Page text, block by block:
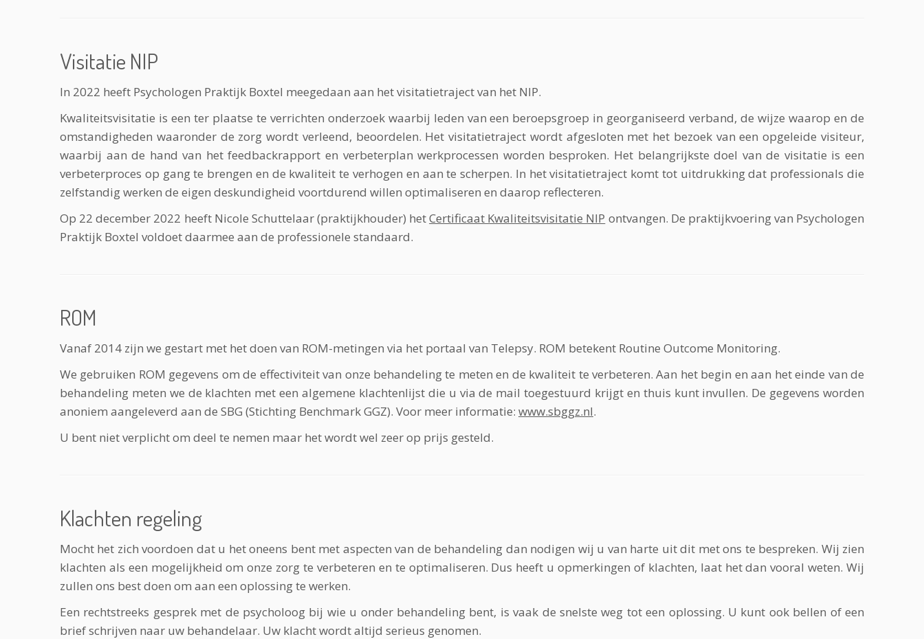
Visitatie NIP
In 2022 heeft Psychologen Praktijk Boxtel meegedaan aan het visitatietraject van het NIP.
Kwaliteitsvisitatie is een ter plaatse te verrichten onderzoek waarbij leden van een beroepsgroep in georganiseerd verband, de wijze waarop en de
omstandigheden waaronder de zorg wordt verleend, beoordelen. Het visitatietraject wordt afgesloten met het bezoek van een opgeleide visiteur,
waarbij aan de hand van het feedbackrapport en verbeterplan werkprocessen worden besproken. Het belangrijkste doel van de visitatie is een
verbeterproces op gang te brengen en de kwaliteit te verhogen en aan te scherpen. In het visitatietraject komt tot uitdrukking dat professionals die
zelfstandig werken de eigen deskundigheid voortdurend willen optimaliseren en daarop reflecteren.
Op 22 december 2022 heeft Nicole Schuttelaar (praktijkhouder) hetCertificaat Kwaliteitsvisitatie NIP ontvangen. De praktijkvoering van Psychologen
Praktijk Boxtel voldoet daarmee aan de professionele standaard.
ROM
Vanaf 2014 zijn we gestart met het doen van ROM-metingen via het portaal van Telepsy. ROM betekent Routine Outcome Monitoring.
We gebruiken ROM gegevens om de effectiviteit van onze behandeling te meten en de kwaliteit te verbeteren. Aan het begin en aan het einde van de
behandeling meten we de klachten met een algemene klachtenlijst die u via de mail toegestuurd krijgt en thuis kunt invullen. De gegevens worden
anoniem aangeleverd aan de SBG (Stichting Benchmark GGZ). Voor meer informatie: www.sbggz.nl.
U bent niet verplicht om deel te nemen maar het wordt wel zeer op prijs gesteld.
Klachten regeling
Mocht het zich voordoen dat u het oneens bent met aspecten van de behandeling dan nodigen wij u van harte uit dit met ons te bespreken. Wij zien
klachten als een mogelijkheid om onze zorg te verbeteren en te optimaliseren. Dus heeft u opmerkingen of klachten, laat het dan vooral weten. Wij
zullen ons best doen om aan een oplossing te werken.
Een rechtstreeks gesprek met de psycholoog bij wie u onder behandeling bent, is vaak de snelste weg tot een oplossing. U kunt ook bellen of een
brief schrijven naar uw behandelaar. Uw klacht wordt altijd serieus genomen.